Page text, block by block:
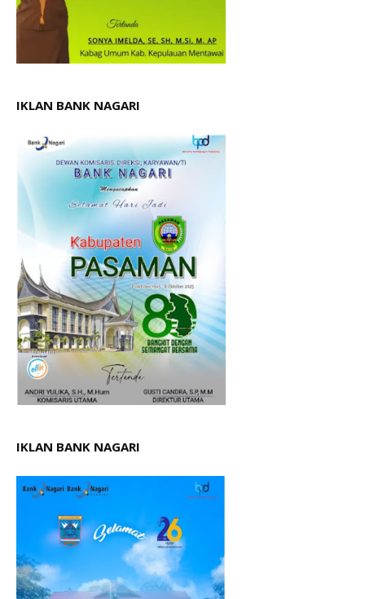
IKLAN BANK NAGARI
IKLAN BANK NAGARI